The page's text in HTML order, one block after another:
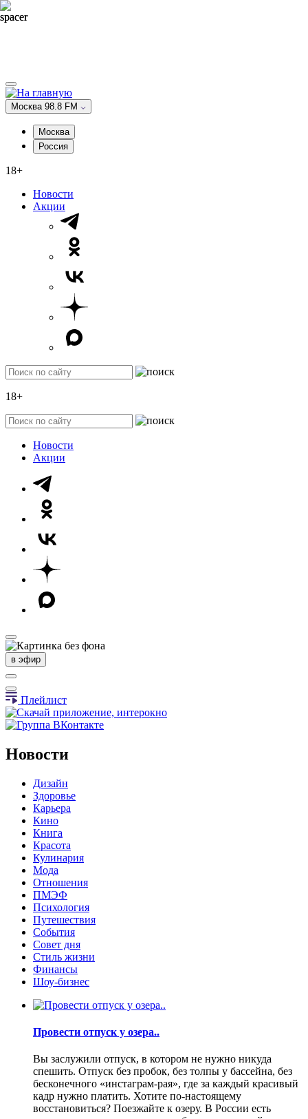
Москва 98.8 FM
Москва
Россия
18+
Новости
Акции
18+
Новости
Акции
в эфир
Плейлист
Новости
Дизайн
Здоровье
Карьера
Кино
Книга
Красота
Кулинария
Мода
Отношения
ПМЭФ
Психология
Путешествия
События
Совет дня
Стиль жизни
Финансы
Шоу-бизнес
Провести отпуск у озера..
Вы заслужили отпуск, в котором не нужно никуда
спешить. Отпуск без пробок, без толпы у бассейна, без
бесконечного «инстаграм-рая», где за каждый красивый
кадр нужно платить. Хотите по-настоящему
восстановиться? Поезжайте к озеру. В России есть